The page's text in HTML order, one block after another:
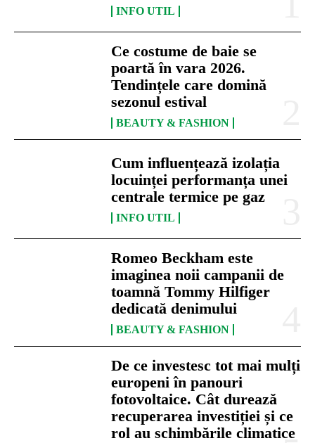
INFO UTIL
Ce costume de baie se
poartă în vara 2026.
Tendințele care domină
sezonul estival
BEAUTY & FASHION
Cum influențează izolația
locuinței performanța unei
centrale termice pe gaz
INFO UTIL
Romeo Beckham este
imaginea noii campanii de
toamnă Tommy Hilfiger
dedicată denimului
BEAUTY & FASHION
De ce investesc tot mai mulți
europeni în panouri
fotovoltaice. Cât durează
recuperarea investiției și ce
rol au schimbările climatice